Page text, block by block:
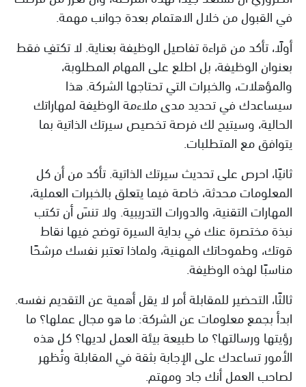
في القبول من خلال الاهتمام بعدة جوانب مهمة.
أولًا، تأكد من قراءة تفاصيل الوظيفة بعناية. لا تكتفِ فقط
بعنوان الوظيفة، بل اطلع على المهام المطلوبة،
والمؤهلات، والخبرات التي تحتاجها الشركة. هذا
سيساعدك في تحديد مدى ملاءمة الوظيفة لمهاراتك
الحالية، وسيتيح لك فرصة تخصيص سيرتك الذاتية بما
يتوافق مع المتطلبات.
ثانيًا، احرص على تحديث سيرتك الذاتية. تأكد من أن كل
المعلومات محدثة، خاصة فيما يتعلق بالخبرات العملية،
المهارات التقنية، والدورات التدريبية. ولا تنسَ أن تكتب
نبذة مختصرة عنك في بداية السيرة توضح فيها نقاط
قوتك، وطموحاتك المهنية، ولماذا تعتبر نفسك مرشحًا
مناسبًا لهذه الوظيفة.
ثالثًا، التحضير للمقابلة أمر لا يقل أهمية عن التقديم نفسه.
ابدأ بجمع معلومات عن الشركة: ما هو مجال عملها؟ ما
رؤيتها ورسالتها؟ ما طبيعة بيئة العمل لديها؟ كل هذه
الأمور تساعدك على الإجابة بثقة في المقابلة وتُظهر
لصاحب العمل أنك جاد ومهتم.